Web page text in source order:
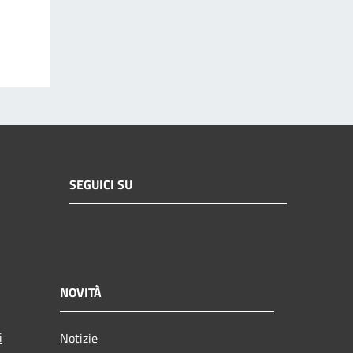
SEGUICI SU
NOVITÀ
Notizie